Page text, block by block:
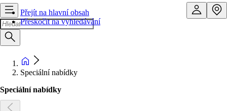
Přejít na hlavní obsah
Přeskočit na vyhledávání
Speciální nabídky
Speciální nabídky